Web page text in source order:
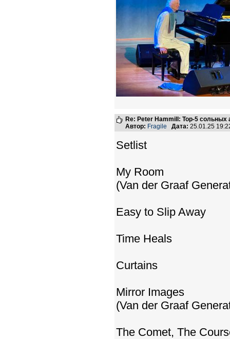
Re: Peter Hammill: Top-5 сольных
Автор: Fragile Дата: 25.01.25
Setlist
My Room
(Van der Graaf
Easy to Slip Away
Time Heals
Curtains
Mirror Images
(Van der Graaf
The Comet, The